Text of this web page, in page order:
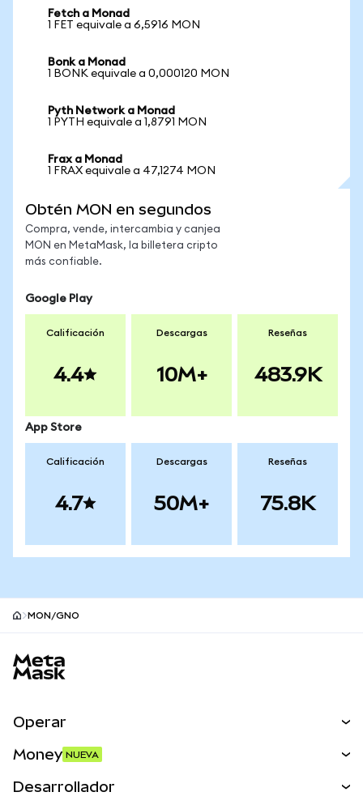
Fetch a Monad
1 FET equivale a 6,5916 MON
Bonk a Monad
1 BONK equivale a 0,000120 MON
Pyth Network a Monad
1 PYTH equivale a 1,8791 MON
Frax a Monad
1 FRAX equivale a 47,1274 MON
Obtén MON en segundos
Compra, vende, intercambia y canjea
MON en MetaMask, la billetera cripto
más confiable.
Google Play
Calificación
4.4
Descargas
10M+
Reseñas
483.9K
App Store
Calificación
4.7
Descargas
50M+
Reseñas
75.8K
MON/GNO
Operar
Money NUEVA
Desarrollador